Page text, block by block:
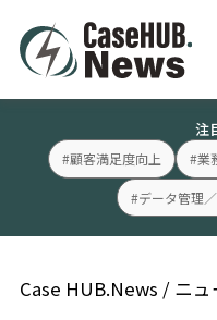
注
#顧客満足度向上 #業
#データ管理
Case HUB.News / ニュ